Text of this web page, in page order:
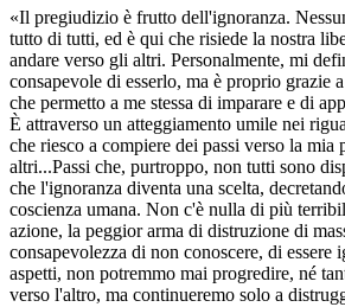
«Il pregiudizio è frutto dell'ignoranza.
tutto di tutti, ed è qui che risiede la nostra
andare verso gli altri. Personalmente, mi
consapevole di esserlo, ma è proprio grazie
che permetto a me stessa di imparare e di
È attraverso un atteggiamento umile nei
che riesco a compiere dei passi verso la mia
altri...Passi che, purtroppo, non tutti sono
che l'ignoranza diventa una scelta,
coscienza umana. Non c'è nulla di più
azione, la peggior arma di distruzione di
consapevolezza di non conoscere, di essere
aspetti, non potremmo mai progredire, né
verso l'altro, ma continueremo solo a